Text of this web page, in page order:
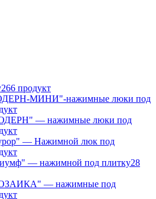
266 продукт
МИНИ"-нажимные люки под
— нажимные люки под
— Нажимной люк под
— нажимной под плитку28
— нажимные под